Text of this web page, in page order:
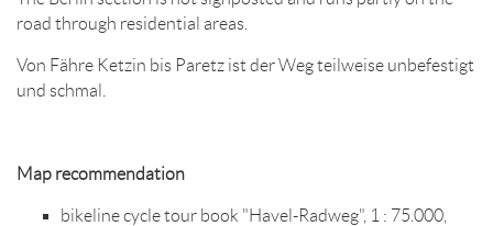
road through residential areas.
Von Fähre Ketzin bis Paretz ist der Weg teilweise unbefestigt
und schmal.
Map recommendation
bikeline cycle tour book "Havel-Radweg", 1 : 75.000,